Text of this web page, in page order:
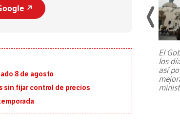
↗️
8 de agosto
sin fijar control de precios
referencias hacia sus adversarios, el
da Silva, oficializó este domingo su
candidatura
El
los
así